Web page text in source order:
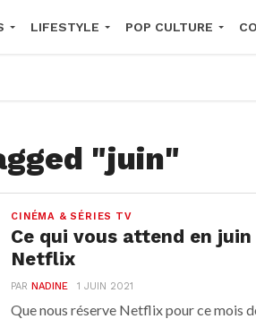
LIFESTYLE POP CULTURE
"juin"
CINÉMA & SÉRIES TV
Ce qui vous attend en
Netflix
PARNADINE 1 JUIN 2021
Que nous réserve Netflix pour ce mois